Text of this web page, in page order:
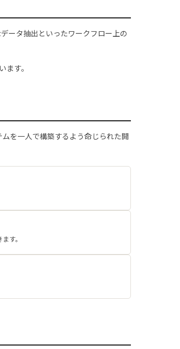
ータ抽出といったワークフロー上の
す。
を一人で構築するよう命じられた開
す。